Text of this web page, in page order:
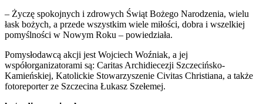
– Życzę spokojnych i zdrowych Świąt Bożego Narodzenia, wielu
łask bożych, a przede wszystkim wiele miłości, dobra i wszelkiej
pomyślności w Nowym Roku – powiedziała.
Pomysłodawcą akcji jest Wojciech Woźniak, a jej
współorganizatorami są: Caritas Archidiecezji Szczecińsko-
Kamieńskiej, Katolickie Stowarzyszenie Civitas Christiana, a także
fotoreporter ze Szczecina Łukasz Szełemej.